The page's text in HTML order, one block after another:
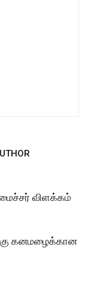
விளக்கம்
கனமழைக்கான